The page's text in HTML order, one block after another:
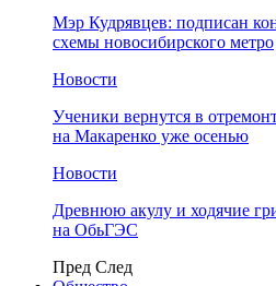
Мэр Кудрявцев: подписан
схемы новосибирского метро
Новости
Ученики вернутся в
на Макаренко уже осенью
Новости
Древнюю акулу и ходячие
на ОбьГЭС
Пред След